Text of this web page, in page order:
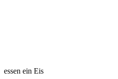
essen ein Eis